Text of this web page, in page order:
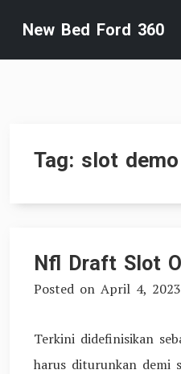
content
New Bed Ford 360
Tag: slot
Nfl Draft Slot
Posted on April 4, 2023
Terkini didefinisikan
harus diturunkan demi